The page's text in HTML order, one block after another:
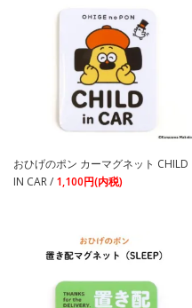
おひげのポン カーマグネット CHILD
IN CAR / 1,100円(内税)